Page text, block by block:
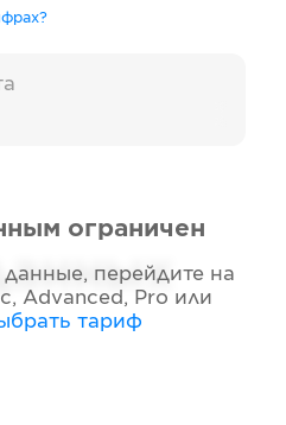
ограничен
перейдите на
Advanced, Pro или
тариф